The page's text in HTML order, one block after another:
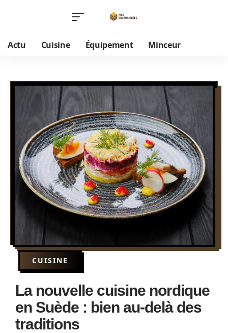
Actu Cuisine Équipement Minceur
CUISINE
La nouvelle cuisine nordique
en Suède : bien au-delà des
traditions